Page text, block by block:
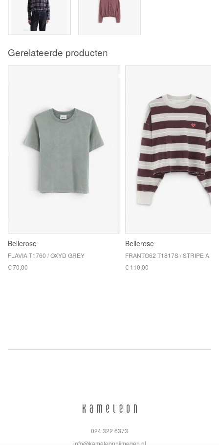
Gerelateerde producten
Bellerose
FLAVIA T1760 / OXYD GREY
€ 70,00
Bellerose
FRANTO62 T1817S / STRIPE A
€ 110,00
024 322 6373
info@kameleonnijmegen.nl